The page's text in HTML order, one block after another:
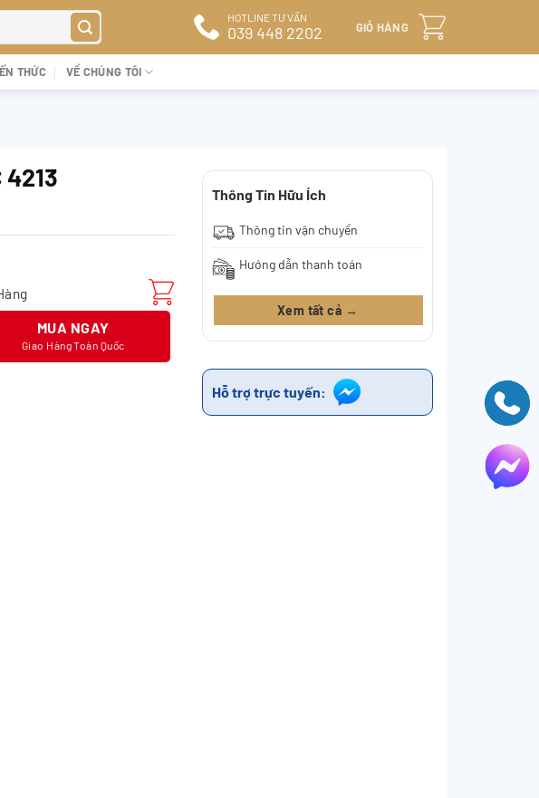
HOTLINE TƯ VẤN
039 448 2202 GIỎ HÀNG
THỨC VỀ CHÚNG TÔI
4213
MUA NGAY
Giao Hàng Toàn Quốc
Thông Tin Hữu Ích
Thông tin vận chuyển
Hướng dẫn thanh toán
Xem tất cả →
Hỗ trợ trực tuyến: